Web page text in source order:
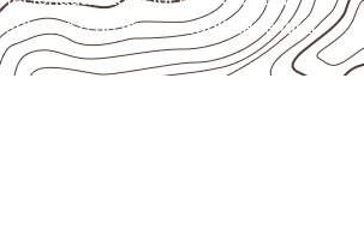
submerso ou impermeabilidade total.